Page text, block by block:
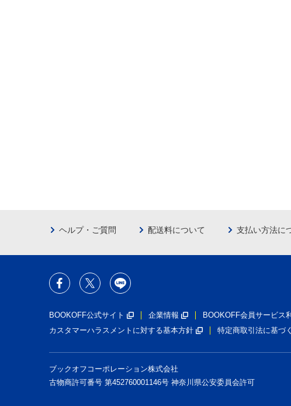
ヘルプ・ご質問 配送料について 支払い方法に
BOOKOFF公式サイト 企業情報 BOOKOFF会員サービス
カスタマーハラスメントに対する基本方針
特定商取引法に基づ
ブックオフコーポレーション株式会社
古物商許可番号 第452760001146号 神奈川県公安委員会許可